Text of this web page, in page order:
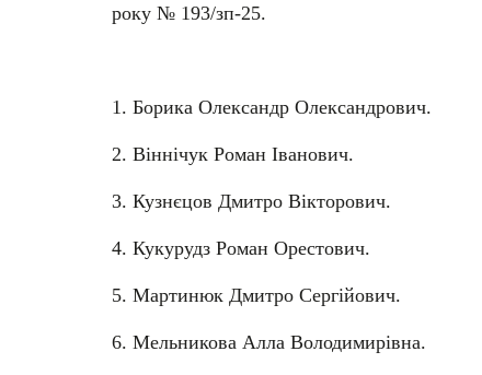
року № 193/зп-25.
1. Борика Олександр Олександрович.
2. Віннічук Роман Іванович.
3. Кузнєцов Дмитро Вікторович.
4. Кукурудз Роман Орестович.
5. Мартинюк Дмитро Сергійович.
6. Мельникова Алла Володимирівна.